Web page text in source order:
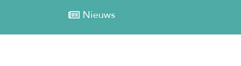
Nieuws